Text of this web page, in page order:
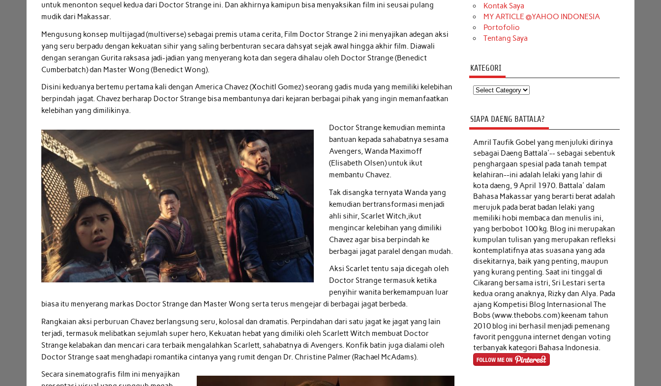
untuk menonton sequel kedua dari Doctor Strange ini. Dan akhirnya kamipun bisa menyaksikan film ini seusai pulang
mudik dari Makassar.
Mengusung konsep multijagad (multiverse) sebagai premis utama cerita, Film Doctor Strange 2 ini menyajikan adegan aksi
yang seru berpadu dengan kekuatan sihir yang saling berbenturan secara dahsyat sejak awal hingga akhir film. Diawali
dengan serangan Gurita raksasa jadi-jadian yang menyerang kota dan segera dihalau oleh Doctor Strange (Benedict
Cumberbatch) dan Master Wong (Benedict Wong).
Disini keduanya bertemu pertama kali dengan America Chavez (Xochitl Gomez) seorang gadis muda yang memiliki kelebihan
berpindah jagat. Chavez berharap Doctor Strange bisa membantunya dari kejaran berbagai pihak yang ingin memanfaatkan
kelebihan yang dimilikinya.
Doctor Strange kemudian meminta
bantuan kepada sahabatnya sesama
Avengers, Wanda Maximoff
(Elisabeth Olsen) untuk ikut
membantu Chavez.
Tak disangka ternyata Wanda yang
kemudian bertransformasi menjadi
ahli sihir, Scarlet Witch,ikut
mengincar kelebihan yang dimiliki
Chavez agar bisa berpindah ke
berbagai jagat paralel dengan mudah.
Aksi Scarlet tentu saja dicegah oleh
Doctor Strange termasuk ketika
penyihir wanita berkemampuan luar
biasa itu menyerang markas Doctor Strange dan Master Wong serta terus mengejar di berbagai jagat berbeda.
Rangkaian aksi perburuan Chavez berlangsung seru, kolosal dan dramatis. Perpindahan dari satu jagat ke jagat yang lain
terjadi, termasuk melibatkan sejumlah super hero, Kekuatan hebat yang dimiliki oleh Scarlett Witch membuat Doctor
Strange kelabakan dan mencari cara terbaik mengalahkan Scarlett, sahabatnya di Avengers. Konfik batin juga dialami oleh
Doctor Strange saat menghadapi romantika cintanya yang rumit dengan Dr. Christine Palmer (Rachael McAdams).
Secara sinematografis film ini menyajikan
Kontak Saya
MY ARTICLE @YAHOO INDONESIA
Portofolio
Tentang Saya
KATEGORI
Kategori
SIAPA DAENG BATTALA?
Amril Taufik Gobel yang menjuluki dirinya
sebagai Daeng Battala'-- sebagai sebentuk
penghargaan spesial pada tanah tempat
kelahiran--ini adalah lelaki yang lahir di
kota daeng, 9 April 1970. Battala' dalam
Bahasa Makassar yang berarti berat adalah
merujuk pada berat badan lelaki yang
memiliki hobi membaca dan menulis ini,
yang berbobot 100 kg. Blog ini merupakan
kumpulan tulisan yang merupakan refleksi
kontemplatifnya atas suasana yang ada
disekitarnya, baik yang penting, maupun
yang kurang penting. Saat ini tinggal di
Cikarang bersama istri, Sri Lestari serta
kedua orang anaknya, Rizky dan Alya. Pada
ajang Kompetisi Blog Internasional The
Bobs (www.thebobs.com) keenam tahun
2010 blog ini berhasil menjadi pemenang
favorit pengguna internet dengan voting
terbanyak kategori Bahasa Indonesia.